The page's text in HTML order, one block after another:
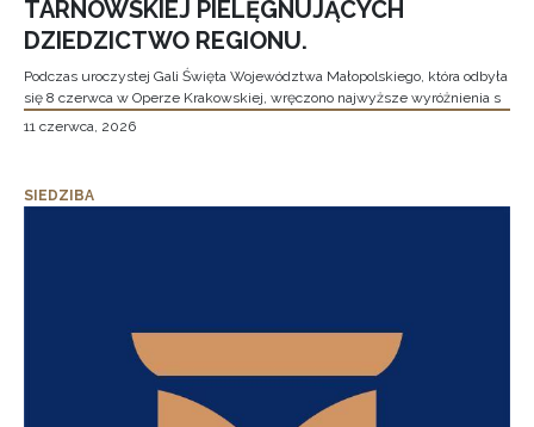
TARNOWSKIEJ PIELĘGNUJĄCYCH
DZIEDZICTWO REGIONU.
Podczas uroczystej Gali Święta Województwa Małopolskiego, która odbyła
się 8 czerwca w Operze Krakowskiej, wręczono najwyższe wyróżnienia s
11 czerwca, 2026
SIEDZIBA